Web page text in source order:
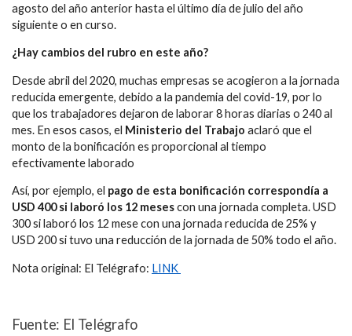
agosto del año anterior hasta el último día de julio del año
siguiente o en curso.
¿Hay cambios del rubro en este año?
Desde abril del 2020, muchas empresas se acogieron a la jornada
reducida emergente, debido a la pandemia del covid-19, por lo
que los trabajadores dejaron de laborar 8 horas diarias o 240 al
mes. En esos casos, el Ministerio del Trabajo aclaró que el
monto de la bonificación es proporcional al tiempo
efectivamente laborado
Así, por ejemplo, el pago de esta bonificación correspondía a
USD 400 si laboró los 12 mesescon una jornada completa. USD
300 si laboró los 12 mese con una jornada reducida de 25% y
USD 200 si tuvo una reducción de la jornada de 50% todo el año.
Nota original: El Telégrafo: LINK
Fuente: El Telégrafo